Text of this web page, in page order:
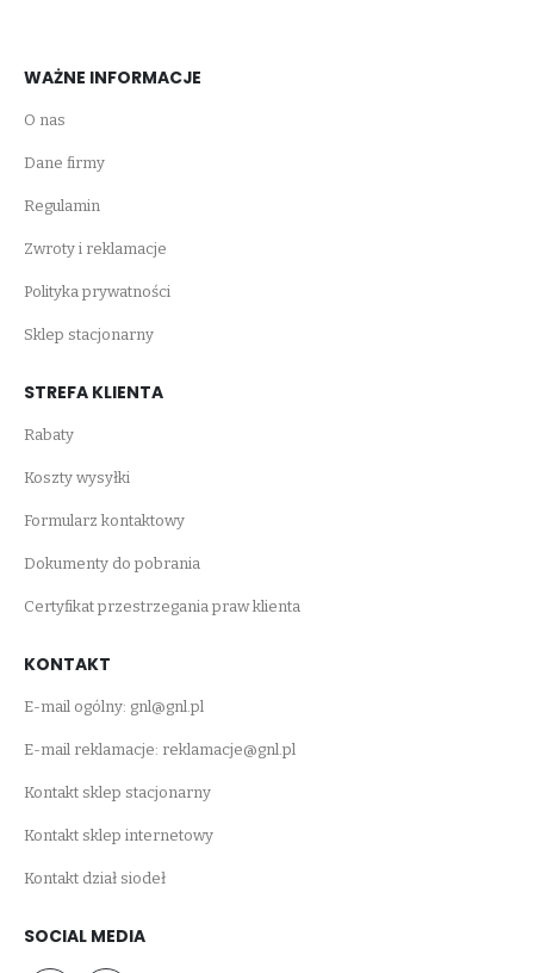
WAŻNE INFORMACJE
O nas
Dane firmy
Regulamin
Zwroty i reklamacje
Polityka prywatności
Sklep stacjonarny
STREFA KLIENTA
Rabaty
Koszty wysyłki
Formularz kontaktowy
Dokumenty do pobrania
Certyfikat przestrzegania praw klienta
KONTAKT
E-mail ogólny: gnl@gnl.pl
E-mail reklamacje: reklamacje@gnl.pl
Kontakt sklep stacjonarny
Kontakt sklep internetowy
Kontakt dział siodeł
SOCIAL MEDIA